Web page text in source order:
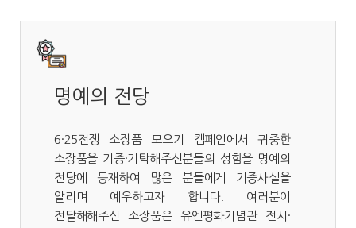
명예의 전당
6·25전쟁 소장품 모으기 캠페인에서 귀중한
소장품을 기증·기탁해주신분들의 성함을 명예의
전당에 등재하여 많은 분들에게 기증사실을
알리며 예우하고자 합니다. 여러분이
전달해해주신 소장품은 유엔평화기념관 전시·